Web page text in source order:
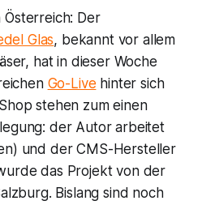
Der
Glas, bekannt vor allem
hat in dieser Woche
Go-Live hinter sich
stehen zum einen
der Autor arbeitet
und der CMS-Hersteller
das Projekt von der
Bislang sind noch